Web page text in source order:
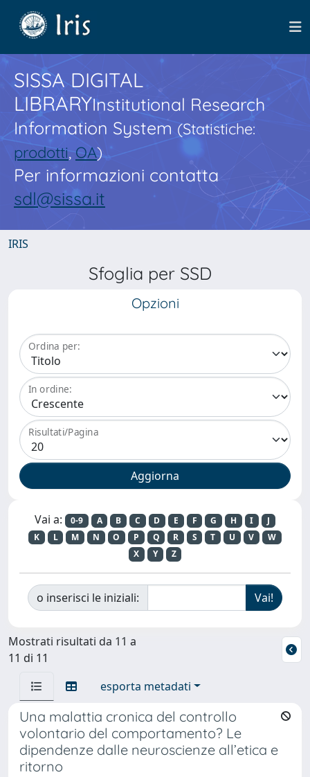
SISSA DIGITAL
LIBRARYInstitutional Research
Information System(Statistiche:
prodotti,OA)
Per informazioni contatta
sdl@sissa.it
IRIS
Sfoglia per SSD
Opzioni
Ordina per:
In ordine:
Risultati/Pagina
Vai a: 0-9 A B C D E F G H I
J
K
L M N O P Q R S T U V
W
X
Y Z
o inserisci le iniziali:
Mostrati risultati da 11 a
11 di 11
esporta metadati
Una malattia cronica del controllo
volontario del comportamento? Le
dipendenze dalle neuroscienze all’etica e
ritorno